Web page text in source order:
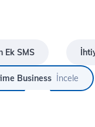
Ek SMS
Business İncele